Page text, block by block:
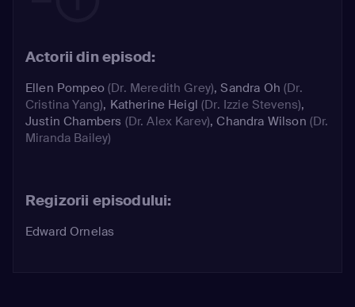
Actorii din episod:
Ellen Pompeo(Dr. Meredith Grey),Sandra Oh (Dr.
Cristina Yang), Katherine Heigl (Dr. Izzie Stevens),
Justin Chambers (Dr. Alex Karev),Chandra Wilson (Dr.
Miranda Bailey)
Regizorii episodului:
Edward Ornelas